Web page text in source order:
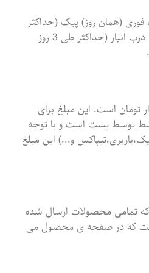
(همان روز) پیک (حداکثر
48 ساعته) و یا پست و تحویل درب انبار (حداکثر طی 3 روز
ی ارسال 99 هزار تومان است. این مبلغ برای
توسط پست است و با توجه
و...) این مبلغ
تمامی محصولات ارسال شده
که در صفحه ی محصول می